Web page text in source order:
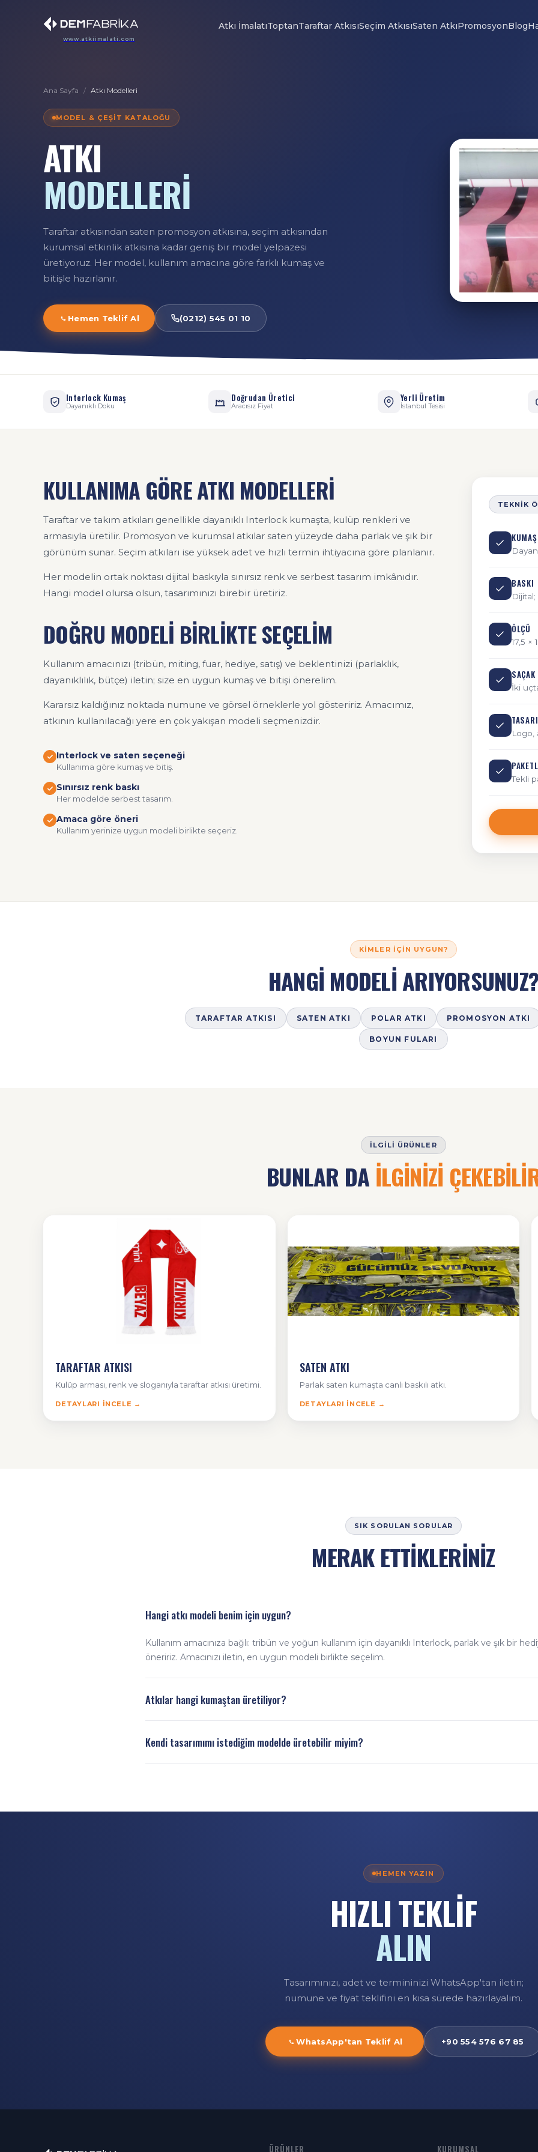
www.atkiimalati.com
Atkı İmalatıToptanTaraftar AtkısıSeçim AtkısıSaten AtkıPromosyonBlog
Ana Sayfa / Atkı Modelleri
MODEL & ÇEŞIT KATALOĞU
ATKI
MODELLERİ
Taraftar atkısından saten promosyon atkısına, seçim atkısından
kurumsal etkinlik atkısına kadar geniş bir model yelpazesi
üretiyoruz. Her model, kullanım amacına göre farklı kumaş ve
bitişle hazırlanır.
Hemen Teklif Al (0212) 545 01 10
Interlock Kumaş
Dayanıklı Doku
Doğrudan Üretici
Aracısız Fiyat
Yerli Üretim
İstanbul Tesisi
KULLANIMA GÖRE ATKI MODELLERİ
Taraftar ve takım atkıları genellikle dayanıklı Interlock kumaşta, kulüp renkleri ve
armasıyla üretilir. Promosyon ve kurumsal atkılar saten yüzeyde daha parlak ve şık bir
görünüm sunar. Seçim atkıları ise yüksek adet ve hızlı termin ihtiyacına göre planlanır.
Her modelin ortak noktası dijital baskıyla sınırsız renk ve serbest tasarım imkânıdır.
Hangi model olursa olsun, tasarımınızı birebir üretiriz.
DOĞRU MODELİ BİRLİKTE SEÇELİM
Kullanım amacınızı (tribün, miting, fuar, hediye, satış) ve beklentinizi (parlaklık,
dayanıklılık, bütçe) iletin; size en uygun kumaş ve bitişi önerelim.
Kararsız kaldığınız noktada numune ve görsel örneklerle yol gösteririz. Amacımız,
atkının kullanılacağı yere en çok yakışan modeli seçmenizdir.
Interlock ve saten seçeneği
Kullanıma göre kumaş ve bitiş.
Sınırsız renk baskı
Her modelde serbest tasarım.
Amaca göre öneri
Kullanım yerinize uygun modeli birlikte seçeriz.
TEKNIK
KUMAŞ
BASKI
Dijital;
ÖLÇÜ
17,5 ×
SAÇAK
İki
Logo,
Tekli
KIMLER İÇIN UYGUN?
HANGİ MODELİ ARIYORSUNUZ?
TARAFTAR ATKISI SATEN ATKI POLAR ATKI PROMOSYON ATKI
BOYUN FULARI
İLGILI ÜRÜNLER
BUNLAR DA İLGİNİZİ
TARAFTAR ATKISI
Kulüp arması, renk ve sloganıyla taraftar atkısı üretimi.
DETAYLARI İNCELE →
SATEN ATKI
Parlak saten kumaşta canlı baskılı atkı.
DETAYLARI İNCELE →
SIK SORULAN SORULAR
MERAK ETTİKLERİNİZ
Hangi atkı modeli benim için uygun?
Kullanım amacınıza bağlı: tribün ve yoğun kullanım için dayanıklı Interlock, parlak ve şık bir
öneririz. Amacınızı iletin, en uygun modeli birlikte seçelim.
Atkılar hangi kumaştan üretiliyor?
detayı ve 17,5×140 cm ideal kullanım ölçüsüyle üretilir.
Kendi tasarımımı istediğim modelde üretebilir miyim?
HEMEN YAZIN
HIZLI TEKLİF
ALIN
Tasarımınızı, adet ve termininizi WhatsApp'tan iletin;
numune ve fiyat teklifini en kısa sürede hazırlayalım.
WhatsApp'tan Teklif Al +90 554 576 67 85
ÜRÜNLER KURUMSAL